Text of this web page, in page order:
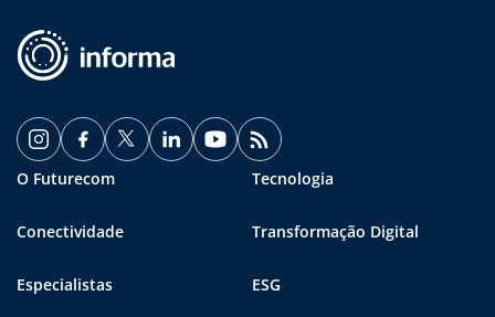
O Futurecom Tecnologia
Conectividade Transformação Digital
Especialistas ESG